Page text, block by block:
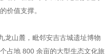
价值支撑。
龙山麓，毗邻安吉古城遗址博物
占地 800 余亩的大型生态文化旅